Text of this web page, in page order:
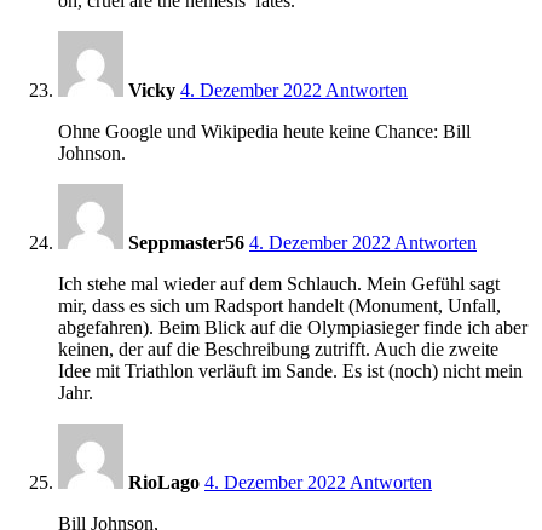
Vicky 4. Dezember 2022 Antworten
Ohne Google und Wikipedia heute keine Chance: Bill
Johnson.
Seppmaster56 4. Dezember 2022 Antworten
Ich stehe mal wieder auf dem Schlauch. Mein Gefühl sagt
mir, dass es sich um Radsport handelt (Monument, Unfall,
abgefahren). Beim Blick auf die Olympiasieger finde ich aber
keinen, der auf die Beschreibung zutrifft. Auch die zweite
Idee mit Triathlon verläuft im Sande. Es ist (noch) nicht mein
Jahr.
RioLago 4. Dezember 2022 Antworten
Bill Johnson,